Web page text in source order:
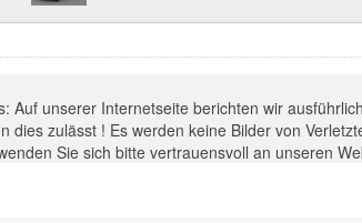
Auf unserer Internetseite berichten wir
dies zulässt ! Es werden keine Bilder von
Sie sich bitte vertrauensvoll an unseren